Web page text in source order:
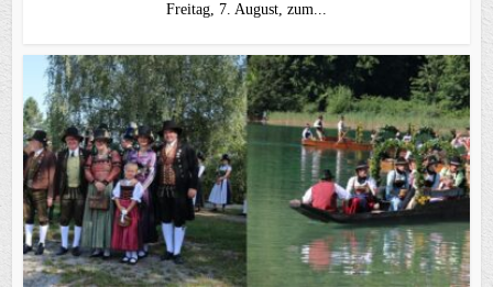
Freitag, 7. August, zum...